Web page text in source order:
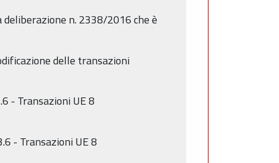
n. 2338/2016 che è
delle transazioni
- Transazioni UE 8
- Transazioni UE 8